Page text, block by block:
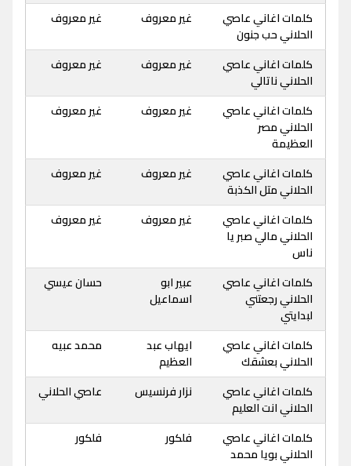
كلمات اغاني عاصي
الحلاني حب جنون
غير معروف غير معروف
كلمات اغاني عاصي
الحلاني ناتالي
غير معروف غير معروف
كلمات اغاني عاصي
الحلاني مصر
العظيمة
غير معروف غير معروف
كلمات اغاني عاصي
الحلاني متل الكذبة
غير معروف غير معروف
كلمات اغاني عاصي
الحلاني مالي صبر يا
ناس
غير معروف غير معروف
كلمات اغاني عاصي
الحلاني رجعتني
لبدايتي
عبير ابو
اسماعيل
حسان عيسي
كلمات اغاني عاصي
الحلاني بعشقك
ايهاب عبد
العظيم
محمد عبيه
كلمات اغاني عاصي
الحلاني انت العليم
نزار فرنسيس عاصي الحلاني
كلمات اغاني عاصي
الحلاني بويا محمد
فلكور فلكور